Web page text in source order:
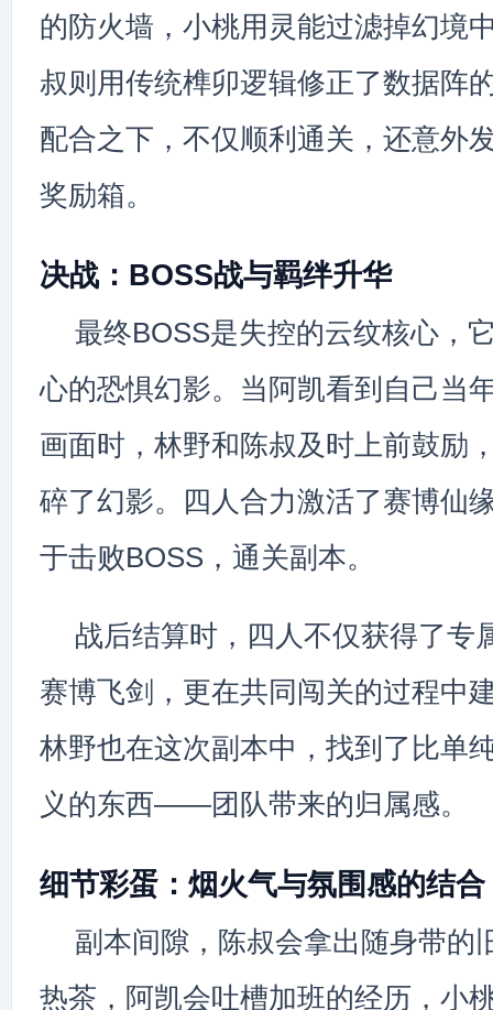
的防火墙，小桃用灵能过滤掉幻境
叔则用传统榫卯逻辑修正了数据阵
配合之下，不仅顺利通关，还意外
奖励箱。
决战：BOSS战与羁绊升华
最终BOSS是失控的云纹核心，
心的恐惧幻影。当阿凯看到自己当
画面时，林野和陈叔及时上前鼓励
碎了幻影。四人合力激活了赛博仙
于击败BOSS，通关副本。
战后结算时，四人不仅获得了专
赛博飞剑，更在共同闯关的过程中
林野也在这次副本中，找到了比单
义的东西——团队带来的归属感。
细节彩蛋：烟火气与氛围感的结合
副本间隙，陈叔会拿出随身带的
热茶，阿凯会吐槽加班的经历，小